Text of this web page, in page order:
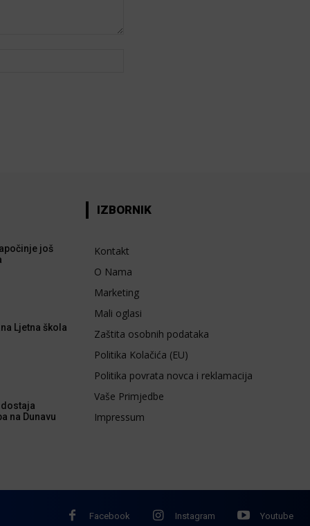
još
Ljetna škola
na Dunavu
IZBORNIK
Kontakt
O Nama
Marketing
Mali oglasi
Zaštita osobnih podataka
Politika Kolačića (EU)
Politika povrata novca i reklamacija
Vaše Primjedbe
Impressum
Facebook Instagram Youtube